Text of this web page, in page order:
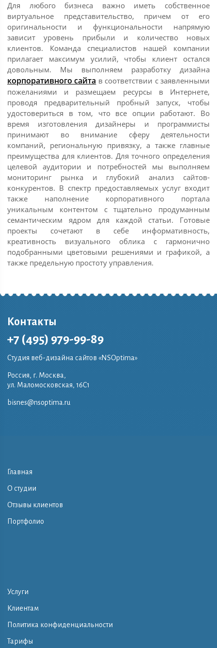
Для любого бизнеса важно иметь собственное
виртуальное представительство, причем от его
оригинальности и функциональности напрямую
зависит уровень прибыли и количество новых
клиентов. Команда специалистов нашей компании
прилагает максимум усилий, чтобы клиент остался
довольным. Мы выполняем разработку дизайна
корпоративного сайта в соответствии с заявленными
пожеланиями и размещаем ресурсы в Интернете,
проводя предварительный пробный запуск, чтобы
удостовериться в том, что все опции работают. Во
время изготовления дизайнеры и программисты
принимают во внимание сферу деятельности
компаний, региональную привязку, а также главные
преимущества для клиентов. Для точного определения
целевой аудитории и потребностей мы выполняем
мониторинг рынка и глубокий анализ сайтов-
конкурентов. В спектр предоставляемых услуг входит
также наполнение корпоративного портала
уникальным контентом с тщательно продуманным
семантическим ядром для каждой статьи. Готовые
проекты сочетают в себе информативность,
креативность визуального облика с гармонично
подобранными цветовыми решениями и графикой, а
также предельную простоту управления.
Контакты
+7 (495) 979-99-89
Студия веб-дизайна сайтов «NSOptima»
Россия, г. Москва,
ул. Маломосковская, 16C1
bisnes@nsoptima.ru
Главная
О студии
Отзывы клиентов
Портфолио
Услуги
Клиентам
Политика конфиденциальности
Тарифы